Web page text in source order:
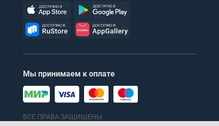
Мы принимаем к оплате
ВСЕ ПРАВА ЗАЩИЩЕНЫ